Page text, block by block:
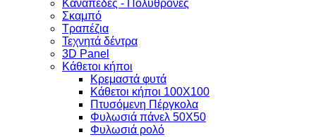
Καναπέδες - Πολυθρόνες
Σκαμπό
Τραπέζια
Τεχνητά δέντρα
3D Panel
Κάθετοι κήποι
Κρεμαστά φυτά
Κάθετοι κήποι 100Χ100
Πτυσόμενη Πέργκολα
Φυλωσιά πάνελ 50Χ50
Φυλωσιά ρολό